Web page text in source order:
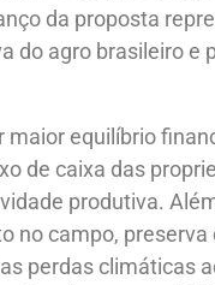
da proposta
do agro brasileiro e
equilíbrio
de caixa das
produtiva.
no campo,
perdas climáticas